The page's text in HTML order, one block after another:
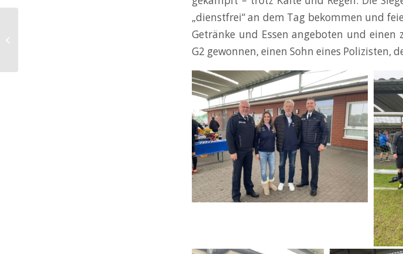
„dienstfrei“ an dem Tag bekommen und
Getränke und Essen angeboten und einen
G2 gewonnen, einen Sohn eines Polizisten,